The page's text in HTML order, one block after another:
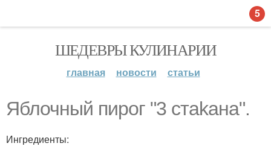
ШЕДЕВРЫ КУЛИНАРИИ
главная новости статьи
Яблочный пирог "3 стаkана".
Ингредиенты:
5